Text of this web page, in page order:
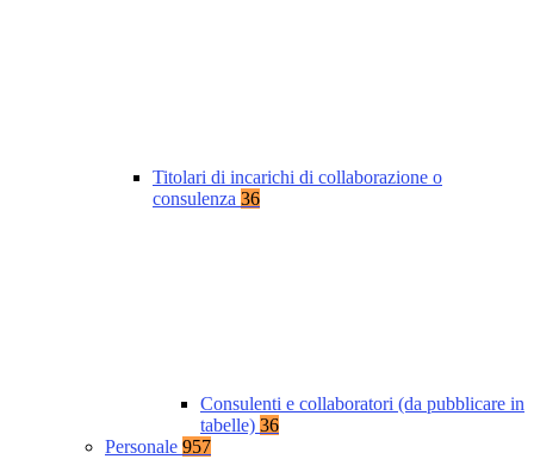
Titolari di incarichi di collaborazione o
consulenza 36
Consulenti e collaboratori (da pubblicare in
tabelle) 36
Personale 957